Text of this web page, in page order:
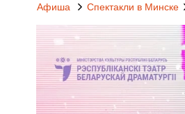
Афиша Спектакли в Минске